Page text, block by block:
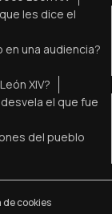
les dice el
una audiencia?
XIV?
el que fue
del pueblo
cookies